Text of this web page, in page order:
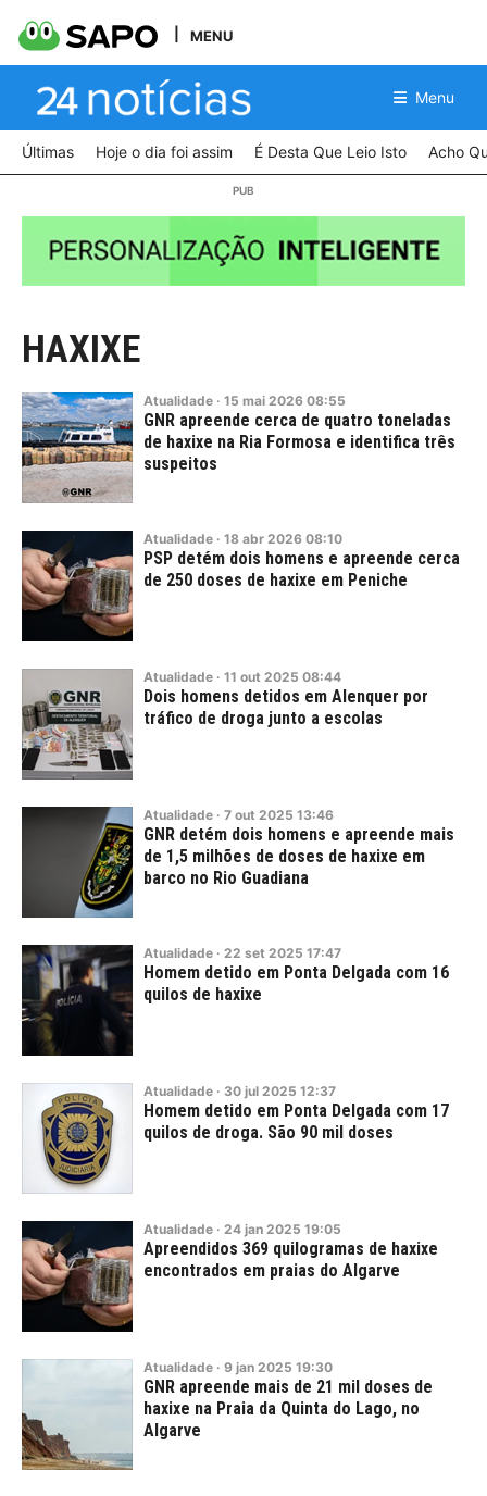
MENU
Menu
Últimas Hoje o dia foi assim É Desta Que Leio Isto Acho
HAXIXE
Atualidade · 15 mai 2026 08:55
GNR apreende cerca de quatro toneladas
de haxixe na Ria Formosa e identifica três
suspeitos
Atualidade · 18 abr 2026 08:10
PSP detém dois homens e apreende cerca
de 250 doses de haxixe em Peniche
Atualidade · 11 out 2025 08:44
Dois homens detidos em Alenquer por
tráfico de droga junto a escolas
Atualidade · 7 out 2025 13:46
GNR detém dois homens e apreende mais
de 1,5 milhões de doses de haxixe em
barco no Rio Guadiana
Atualidade · 22 set 2025 17:47
Homem detido em Ponta Delgada com 16
quilos de haxixe
Atualidade · 30 jul 2025 12:37
Homem detido em Ponta Delgada com 17
quilos de droga. São 90 mil doses
Atualidade · 24 jan 2025 19:05
Apreendidos 369 quilogramas de haxixe
encontrados em praias do Algarve
Atualidade · 9 jan 2025 19:30
GNR apreende mais de 21 mil doses de
haxixe na Praia da Quinta do Lago, no
Algarve